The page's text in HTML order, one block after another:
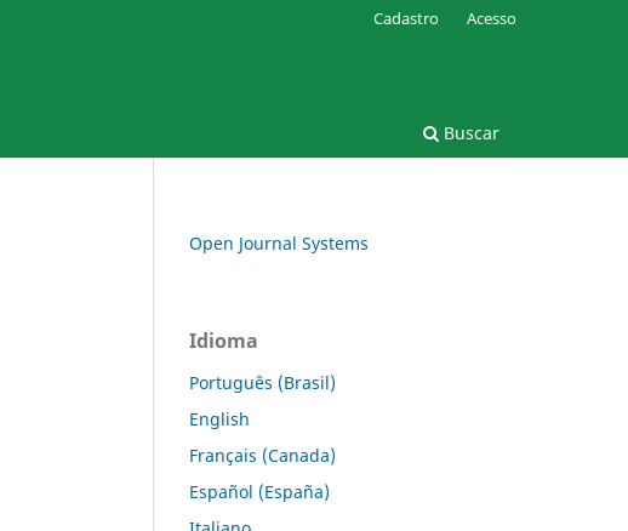
Buscar
Cadastro Acesso
Open Journal Systems
Idioma
Português (Brasil)
English
Français (Canada)
Español (España)